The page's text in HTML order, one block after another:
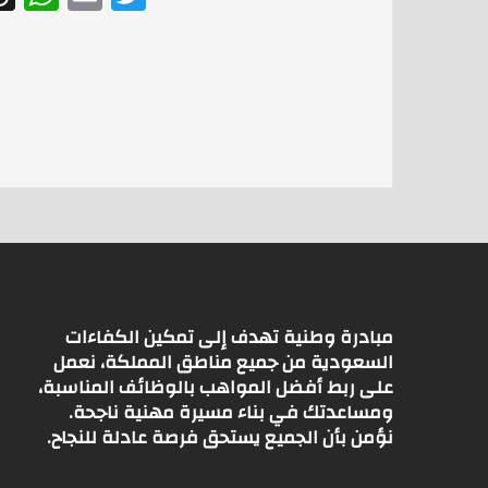
مبادرة وطنية تهدف إلى تمكين الكفاءات
السعودية من جميع مناطق المملكة، نعمل
على ربط أفضل المواهب بالوظائف المناسبة،
ومساعدتك في بناء مسيرة مهنية ناجحة.
نؤمن بأن الجميع يستحق فرصة عادلة للنجاح.